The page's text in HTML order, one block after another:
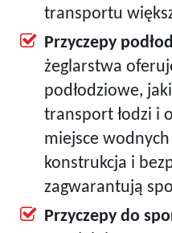
transportu
Przyczepy
żeglarstwa
podłodziowe,
transport łodzi i
miejsce
konstrukcja i
zagwarantują
Przyczepy do